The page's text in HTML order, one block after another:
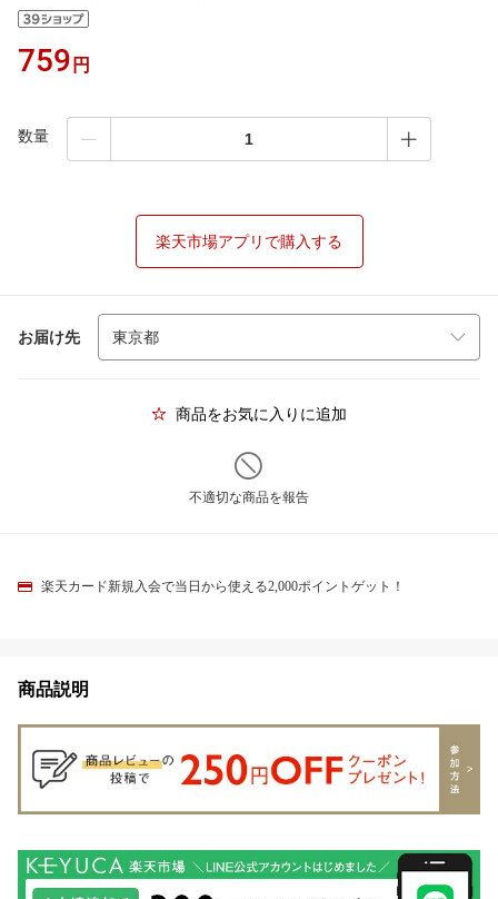
759 円
数量
楽天市場アプリで購入する
お届け先
商品をお気に入りに追加
不適切な商品を報告
楽天カード新規入会で当日から使える2,000ポイントゲット！
商品説明